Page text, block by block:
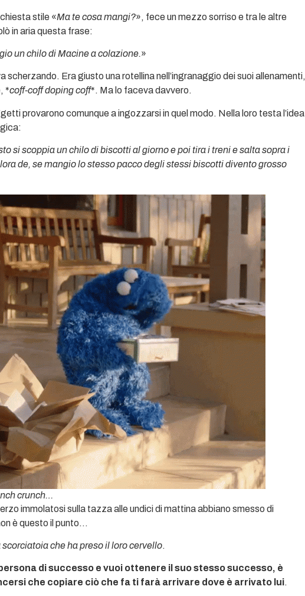
stile «Ma te cosa mangi?», fece un mezzo sorriso e tra le altre
in aria questa frase:
un chilo di Macine a colazione.»
scherzando. Era giusto una rotellina nell’ingranaggio dei suoi allenamenti,
*coff-coff doping coff*. Ma lo faceva davvero.
provarono comunque a ingozzarsi in quel modo. Nella loro testa l’idea
si scoppia un chilo di biscotti al giorno e poi tira i treni e salta sopra i
de, se mangio lo stesso pacco degli stessi biscotti divento grosso
crunch…
immolatosi sulla tazza alle undici di mattina abbiano smesso di
è questo il punto…
scorciatoia che ha preso il loro cervello.
di successo e vuoi ottenere il suo stesso successo, è
che copiare ciò che fa ti farà arrivare dove è arrivato lui.